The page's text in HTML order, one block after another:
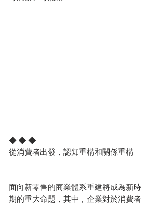
◆ ◆ ◆
從消費者出發，認知重構和關係重構
面向新零售的商業體系重建將成為新時
期的重大命題，其中，企業對於消費者